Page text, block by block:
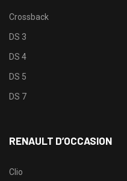
Crossback
DS 3
DS 4
DS 5
DS 7
RENAULT D’OCCASION
Clio